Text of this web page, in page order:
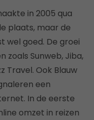
in 2005 qua
plaats, maar de
wel goed. De groei
zoals Sunweb, Jiba,
Travel. Ook Blauw
een
In de eerste
omzet in reizen